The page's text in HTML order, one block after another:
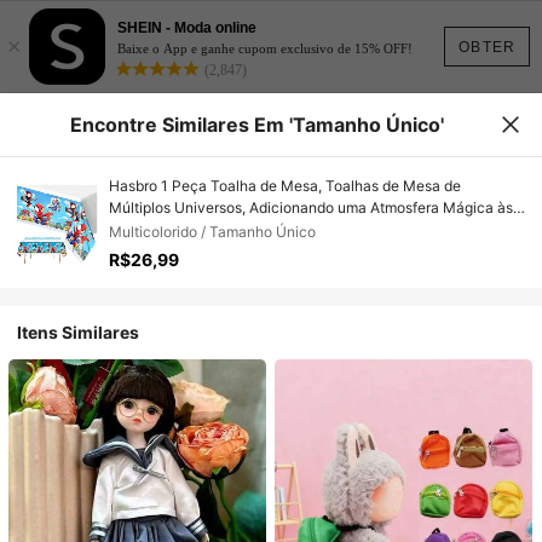
OBTER
×
SHEIN - Moda online
Baixe o App e ganhe cupom exclusivo de 15% OFF!
(2,847)
Encontre Similares Em 'Tamanho Único'
Hasbro 1 Peça Toalha de Mesa, Toalhas de Mesa de
Múltiplos Universos, Adicionando uma Atmosfera Mágica às
Festas, Toalhas de Mesa Essenciais para Festas de Feriados,
Presente de Ano Novo, Presente do Dia dos Namorados,
Presente de Páscoa
Multicolorido / Tamanho Único
R$26,99
Itens Similares